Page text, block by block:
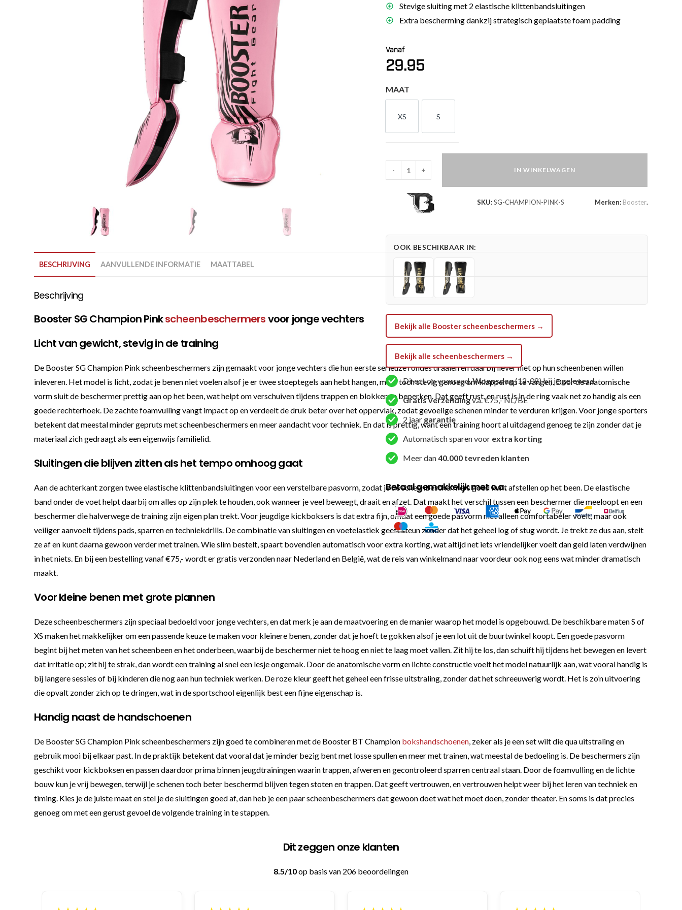
Voor dames
Zakhandschoenen
Trainingsartikelen
Bokszak
Bevestigingsmateriaal
bokszak
Bokspoppen
Stoot- en trapkussens
Stootkussens en pads
Stevige sluiting met 2 elastische klittenbandsluitingen
Extra bescherming dankzij strategisch geplaatste foam padding
Vanaf
29.95
MAAT
XS
XS
S
S
Booster
Scheenbeschermers
PINK)
aantal
- + IN WINKELWAGEN
SKU:SG-CHAMPION-PINK-S Merken: Booster.
OOK BESCHIKBAAR IN:
Bekijk alle Booster scheenbeschermers →
Bekijk alle scheenbeschermers →
Direct op voorraad,Woensdag(12-08) bij jegeleverd
Gratis verzendingv.a. €75,- NL/BE
2 jaar garantie
Automatisch sparen voor extra korting
Meer dan40.000 tevreden klanten
Betaal gemakkelijk met o.a.
BESCHRIJVING AANVULLENDE INFORMATIE MAATTABEL
Beschrijving
Booster SG Champion Pinkscheenbeschermersvoor jonge vechters
Licht van gewicht, stevig in de training
De Booster SG Champion Pink scheenbeschermers zijn gemaakt voor jonge vechters die hun eerste serieuze rondes draaien en daarbij liever niet op hun scheenbenen willen
inleveren. Het model is licht, zodat je benen niet voelen alsof je er twee stoeptegels aan hebt hangen, maar toch stevig genoeg om klappen op te vangen. Door de anatomische
vorm sluit de beschermer prettig aan op het been, wat helpt om verschuiven tijdens trappen en blokken te beperken. Dat geeft rust, en rust is in de ring vaak net zo handig als een
goede rechterhoek. De zachte foamvulling vangt impact op en verdeelt de druk beter over het oppervlak, zodat gevoelige schenen minder te verduren krijgen. Voor jonge sporters
betekent dat meestal minder gepruts met scheenbeschermers en meer aandacht voor techniek. En dat is prettig, want een training hoort al uitdagend genoeg te zijn zonder dat je
materiaal zich gedraagt als een eigenwijs familielid.
Sluitingen die blijven zitten als het tempo omhoog gaat
Aan de achterkant zorgen twee elastische klittenbandsluitingen voor een verstelbare pasvorm, zodat je de scheenbeschermers goed kunt afstellen op het been. De elastische
band onder de voet helpt daarbij om alles op zijn plek te houden, ook wanneer je veel beweegt, draait en afzet. Dat maakt het verschil tussen een beschermer die meeloopt en een
beschermer die halverwege de training zijn eigen plan trekt. Voor jeugdige kickboksers is dat extra fijn, omdat een goede pasvorm niet alleen comfortabeler voelt, maar ook
veiliger aanvoelt tijdens pads, sparren en techniekdrills. De combinatie van sluitingen en voetelastiek geeft steun zonder dat het geheel log of stug wordt. Je trekt ze dus aan, stelt
ze af en kunt daarna gewoon verder met trainen. Wie slim bestelt, spaart bovendien automatisch voor extra korting, wat altijd net iets vriendelijker voelt dan geld laten verdwijnen
in het niets. En bij een bestelling vanaf €75,- wordt er gratis verzonden naar Nederland en België, wat de reis van winkelmand naar voordeur ook nog eens wat minder dramatisch
maakt.
Voor kleine benen met grote plannen
Deze scheenbeschermers zijn speciaal bedoeld voor jonge vechters, en dat merk je aan de maatvoering en de manier waarop het model is opgebouwd. De beschikbare maten S of
XS maken het makkelijker om een passende keuze te maken voor kleinere benen, zonder dat je hoeft te gokken alsof je een lot uit de buurtwinkel koopt. Een goede pasvorm
begint bij het meten van het scheenbeen en het onderbeen, waarbij de beschermer niet te hoog en niet te laag moet vallen. Zit hij te los, dan schuift hij tijdens het bewegen en levert
dat irritatie op; zit hij te strak, dan wordt een training al snel een lesje ongemak. Door de anatomische vorm en lichte constructie voelt het model natuurlijk aan, wat vooral handig is
bij langere sessies of bij kinderen die nog aan hun techniek werken. De roze kleur geeft het geheel een frisse uitstraling, zonder dat het schreeuwerig wordt. Het is zo’n uitvoering
die opvalt zonder zich op te dringen, wat in de sportschool eigenlijk best een fijne eigenschap is.
Handig naast de handschoenen
De Booster SG Champion Pink scheenbeschermers zijn goed te combineren met de Booster BT Champion bokshandschoenen, zeker als je een set wilt die qua uitstraling en
gebruik mooi bij elkaar past. In de praktijk betekent dat vooral dat je minder bezig bent met losse spullen en meer met trainen, wat meestal de bedoeling is. De beschermers zijn
geschikt voor kickboksen en passen daardoor prima binnen jeugdtrainingen waarin trappen, afweren en gecontroleerd sparren centraal staan. Door de foamvulling en de lichte
bouw kun je vrij bewegen, terwijl je schenen toch beter beschermd blijven tegen stoten en trappen. Dat geeft vertrouwen, en vertrouwen helpt weer bij het leren van techniek en
timing. Kies je de juiste maat en stel je de sluitingen goed af, dan heb je een paar scheenbeschermers dat gewoon doet wat het moet doen, zonder theater. En soms is dat precies
genoeg om met een gerust gevoel de volgende training in te stappen.
Dit zeggen onze klanten
8.5/10op basis van 206 beoordelingen